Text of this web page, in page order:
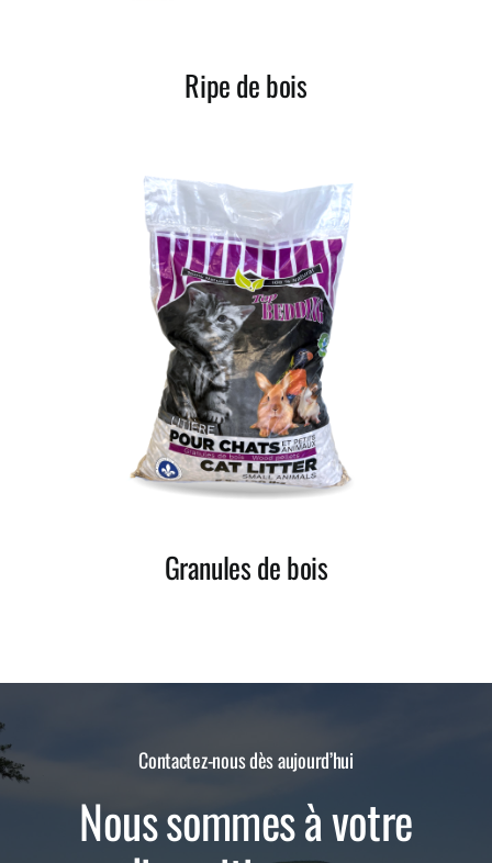
Ripe de bois
Granules de bois
Contactez-nous dès aujourd’hui
Nous sommes à votre